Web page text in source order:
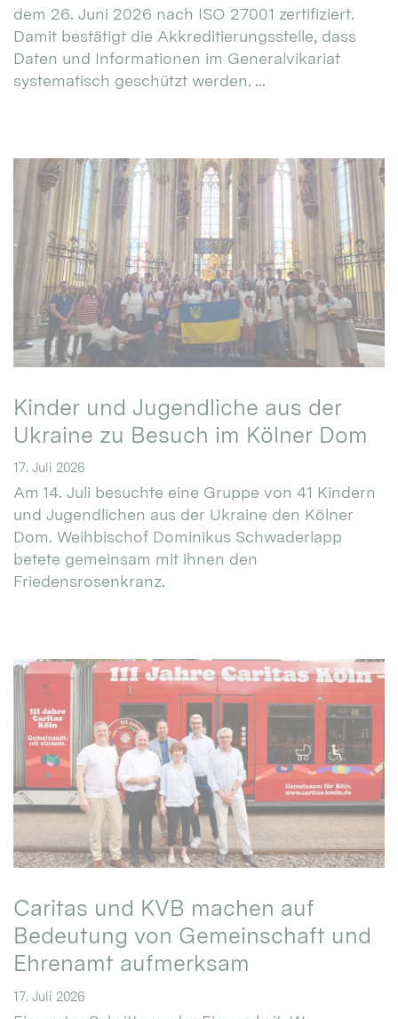
dem 26. Juni 2026 nach ISO 27001 zertifiziert.
Damit bestätigt die Akkreditierungsstelle, dass
Daten und Informationen im Generalvikariat
systematisch geschützt werden. ...
Kinder und Jugendliche aus der
Ukraine zu Besuch im Kölner Dom
17. Juli 2026
Am 14. Juli besuchte eine Gruppe von 41 Kindern
und Jugendlichen aus der Ukraine den Kölner
Dom. Weihbischof Dominikus Schwaderlapp
betete gemeinsam mit ihnen den
Friedensrosenkranz.
Caritas und KVB machen auf
Bedeutung von Gemeinschaft und
Ehrenamt aufmerksam
17. Juli 2026